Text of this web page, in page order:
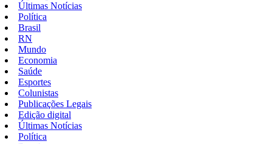
Últimas Notícias
Política
Brasil
RN
Mundo
Economia
Saúde
Esportes
Colunistas
Publicações Legais
Edição digital
Últimas Notícias
Política